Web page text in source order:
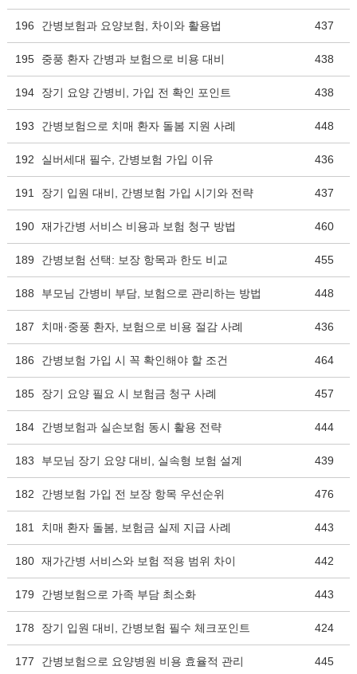
196 간병보험과 요양보험, 차이와 활용법 437
195 중풍 환자 간병과 보험으로 비용 대비 438
194 장기 요양 간병비, 가입 전 확인 포인트 438
193 간병보험으로 치매 환자 돌봄 지원 사례 448
192 실버세대 필수, 간병보험 가입 이유 436
191 장기 입원 대비, 간병보험 가입 시기와 전략 437
190 재가간병 서비스 비용과 보험 청구 방법 460
189 간병보험 선택: 보장 항목과 한도 비교 455
188 부모님 간병비 부담, 보험으로 관리하는 방법 448
187 치매·중풍 환자, 보험으로 비용 절감 사례 436
186 간병보험 가입 시 꼭 확인해야 할 조건 464
185 장기 요양 필요 시 보험금 청구 사례 457
184 간병보험과 실손보험 동시 활용 전략 444
183 부모님 장기 요양 대비, 실속형 보험 설계 439
182 간병보험 가입 전 보장 항목 우선순위 476
181 치매 환자 돌봄, 보험금 실제 지급 사례 443
180 재가간병 서비스와 보험 적용 범위 차이 442
179 간병보험으로 가족 부담 최소화 443
178 장기 입원 대비, 간병보험 필수 체크포인트 424
177 간병보험으로 요양병원 비용 효율적 관리 445